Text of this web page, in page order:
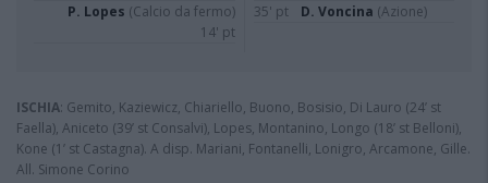
P. Lopes (Calcio da fermo)
14' pt
35' pt
D. Voncina (Azione)
ISCHIA: Gemito, Kaziewicz, Chiariello, Buono, Bosisio, Di Lauro (24’ st
Faella), Aniceto (39’ st Consalvi), Lopes, Montanino, Longo (18’ st Belloni),
Kone (1’ st Castagna). A disp. Mariani, Fontanelli, Lonigro, Arcamone, Gille.
All. Simone Corino